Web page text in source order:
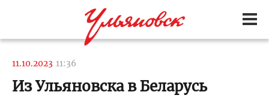
11.10.2023 11:36
Из Ульяновска в Беларусь